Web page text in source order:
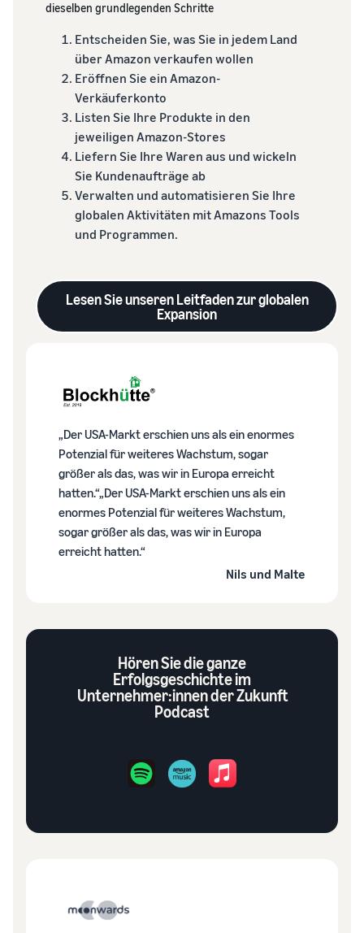
dieselben grundlegenden Schritte
Entscheiden Sie, was Sie in jedem Land
über Amazon verkaufen wollen
Eröffnen Sie ein Amazon-
Verkäuferkonto
Listen Sie Ihre Produkte in den
jeweiligen Amazon-Stores
Liefern Sie Ihre Waren aus und wickeln
Sie Kundenaufträge ab
Verwalten und automatisieren Sie Ihre
globalen Aktivitäten mit Amazons Tools
und Programmen.
Lesen Sie unseren Leitfaden zur globalen
Expansion
„Der USA-Markt erschien uns als ein enormes
Potenzial für weiteres Wachstum, sogar
größer als das, was wir in Europa erreicht
hatten.“„Der USA-Markt erschien uns als ein
enormes Potenzial für weiteres Wachstum,
sogar größer als das, was wir in Europa
erreicht hatten.“
Nils und Malte
Hören Sie die ganze
Erfolgsgeschichte im
Unternehmer:innen der Zukunft
Podcast